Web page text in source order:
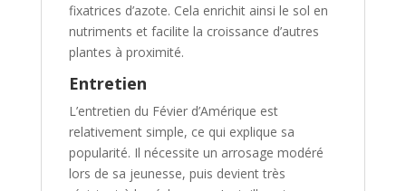
fixatrices d’azote. Cela enrichit ainsi le sol en
nutriments et facilite la croissance d’autres
plantes à proximité.
Entretien
L’entretien du Févier d’Amérique est
relativement simple, ce qui explique sa
popularité. Il nécessite un arrosage modéré
lors de sa jeunesse, puis devient très